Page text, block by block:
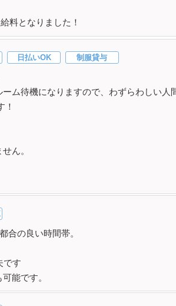
料となりました！
日払いOK 制服貸与
ム待機になりますので、わずらわしい人
！
ん。
合の良い時間帯。
です
能です。